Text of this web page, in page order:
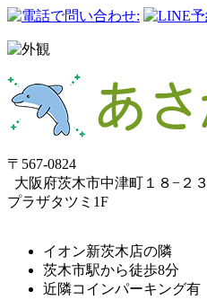
〒567-0824
⼤阪府茨⽊市中津町１８−２３
プラザタツミ1F
イオン新茨木店の隣
茨木市駅から徒歩8分
近隣コインパーキング有